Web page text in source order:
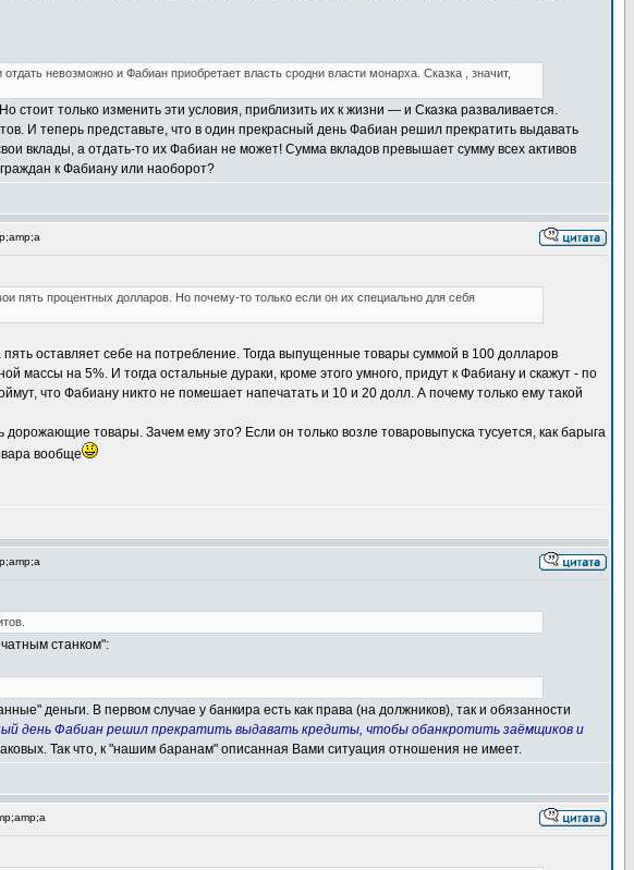
невозможно и Фабиан приобретает власть сродни власти монарха. Сказка , значит,
только изменить эти условия, приблизить их к жизни — и Сказка разваливается.
И теперь представьте, что в один прекрасный день Фабиан решил прекратить выдавать
вклады, а отдать-то их Фабиан не может! Сумма вкладов превышает сумму всех активов
к Фабиану или наоборот?
пять процентных долларов. Но почему-то только если он их специально для себя
оставляет себе на потребление. Тогда выпущенные товары суммой в 100 долларов
массы на 5%. И тогда остальные дураки, кроме этого умного, придут к Фабиану и скажут - по
что Фабиану никто не помешает напечатать и 10 и 20 долл. А почему только ему такой
товары. Зачем ему это? Если он только возле товаровыпуска тусуется, как барыга
вообще
станком":
деньги. В первом случае у банкира есть как права (на должников), так и обязанности
день Фабиан решил прекратить выдавать кредиты, чтобы обанкротить заёмщиков и
Так что, к "нашим баранам" описанная Вами ситуация отношения не имеет.